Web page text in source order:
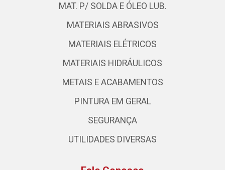
MAT. P/ SOLDA E ÓLEO LUB.
MATERIAIS ABRASIVOS
MATERIAIS ELÉTRICOS
MATERIAIS HIDRÁULICOS
METAIS E ACABAMENTOS
PINTURA EM GERAL
SEGURANÇA
UTILIDADES DIVERSAS